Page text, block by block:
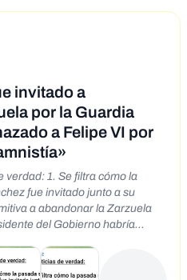
invitado a
por la Guardia
a Felipe VI por
verdad: 1. Se filtra cómo la
fue invitado junto a su
a abandonar la Zarzuela
del Gobierno habría
le presente. "El Rey ya ha
afrontará con responsabilidad